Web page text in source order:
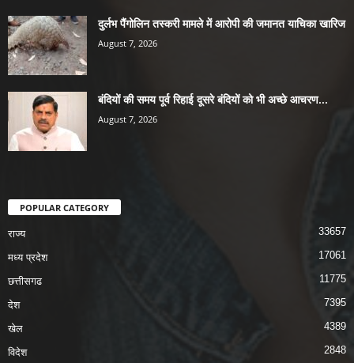
दुर्लभ पैंगोलिन तस्करी मामले में आरोपी की जमानत याचिका खारिज
August 7, 2026
बंदियों की समय पूर्व रिहाई दूसरे बंदियों को भी अच्छे आचरण...
August 7, 2026
POPULAR CATEGORY
राज्य 33657
मध्य प्रदेश 17061
छत्तीसगढ 11775
देश 7395
खेल 4389
विदेश 2848